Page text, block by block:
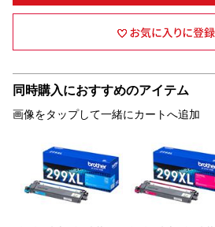
同時購入におすすめのアイテム
画像をタップして一緒にカートへ追加